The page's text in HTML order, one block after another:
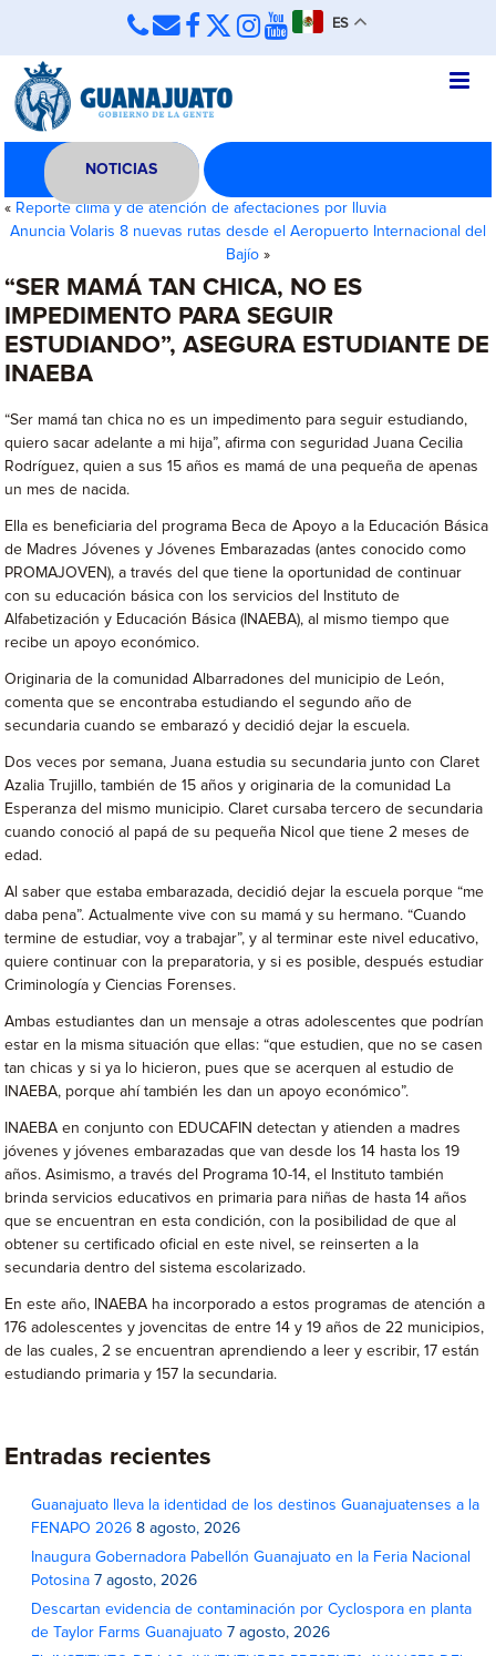
ES
NOTICIAS
« Reporte clima y de atención de afectaciones por lluvia
Anuncia Volaris 8 nuevas rutas desde el Aeropuerto Internacional del
Bajío »
“SER MAMÁ TAN CHICA, NO ES
IMPEDIMENTO PARA SEGUIR
ESTUDIANDO”, ASEGURA ESTUDIANTE DE
INAEBA
“Ser mamá tan chica no es un impedimento para seguir estudiando,
quiero sacar adelante a mi hija”, afirma con seguridad Juana Cecilia
Rodríguez, quien a sus 15 años es mamá de una pequeña de apenas
un mes de nacida.
Ella es beneficiaria del programa Beca de Apoyo a la Educación Básica
de Madres Jóvenes y Jóvenes Embarazadas (antes conocido como
PROMAJOVEN), a través del que tiene la oportunidad de continuar
con su educación básica con los servicios del Instituto de
Alfabetización y Educación Básica (INAEBA), al mismo tiempo que
recibe un apoyo económico.
Originaria de la comunidad Albarradones del municipio de León,
comenta que se encontraba estudiando el segundo año de
secundaria cuando se embarazó y decidió dejar la escuela.
Dos veces por semana, Juana estudia su secundaria junto con Claret
Azalia Trujillo, también de 15 años y originaria de la comunidad La
Esperanza del mismo municipio. Claret cursaba tercero de secundaria
cuando conoció al papá de su pequeña Nicol que tiene 2 meses de
edad.
Al saber que estaba embarazada, decidió dejar la escuela porque “me
daba pena”. Actualmente vive con su mamá y su hermano. “Cuando
termine de estudiar, voy a trabajar”, y al terminar este nivel educativo,
quiere continuar con la preparatoria, y si es posible, después estudiar
Criminología y Ciencias Forenses.
Ambas estudiantes dan un mensaje a otras adolescentes que podrían
estar en la misma situación que ellas: “que estudien, que no se casen
tan chicas y si ya lo hicieron, pues que se acerquen al estudio de
INAEBA, porque ahí también les dan un apoyo económico”.
INAEBA en conjunto con EDUCAFIN detectan y atienden a madres
jóvenes y jóvenes embarazadas que van desde los 14 hasta los 19
años. Asimismo, a través del Programa 10-14, el Instituto también
brinda servicios educativos en primaria para niñas de hasta 14 años
que se encuentran en esta condición, con la posibilidad de que al
obtener su certificado oficial en este nivel, se reinserten a la
secundaria dentro del sistema escolarizado.
En este año, INAEBA ha incorporado a estos programas de atención a
176 adolescentes y jovencitas de entre 14 y 19 años de 22 municipios,
de las cuales, 2 se encuentran aprendiendo a leer y escribir, 17 están
estudiando primaria y 157 la secundaria.
Entradas recientes
Guanajuato lleva la identidad de los destinos Guanajuatenses a la
FENAPO 2026 8 agosto, 2026
Inaugura Gobernadora Pabellón Guanajuato en la Feria Nacional
Potosina 7 agosto, 2026
Descartan evidencia de contaminación por Cyclospora en planta
de Taylor Farms Guanajuato 7 agosto, 2026